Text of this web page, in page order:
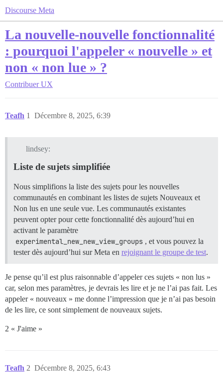
Discourse Meta
La nouvelle-nouvelle fonctionnalité
: pourquoi l'appeler « nouvelle » et
non « non lue » ?
Contribuer UX
Teafh Décembre 8, 2025, 6:39
1
lindsey:
Liste de sujets simplifiée
Nous simplifions la liste des sujets pour les nouvelles
communautés en combinant les listes de sujets Nouveaux et
Non lus en une seule vue. Les communautés existantes
peuvent opter pour cette fonctionnalité dès aujourd’hui en
activant le paramètre
experimental_new_new_view_groups , et vous pouvez la
tester dès aujourd’hui sur Meta en rejoignant le groupe de test.
Je pense qu’il est plus raisonnable d’appeler ces sujets « non lus »
car, selon mes paramètres, je devrais les lire et je ne l’ai pas fait. Les
appeler « nouveaux » me donne l’impression que je n’ai pas besoin
de les lire, ce sont simplement de nouveaux sujets.
2 « J'aime »
Teafh Décembre 8, 2025, 6:43
2